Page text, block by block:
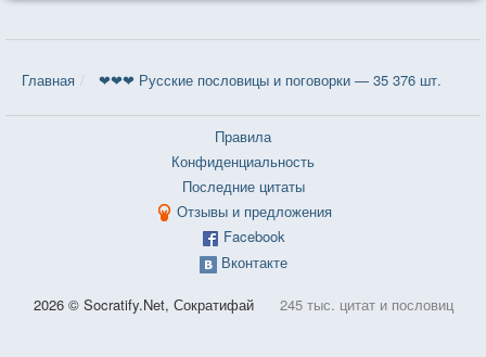
Главная ❤❤❤ Русские пословицы и поговорки — 35 376 шт.
Правила
Конфиденциальность
Последние цитаты
Отзывы и предложения
Facebook
Вконтакте
2026 © Socratify.Net, Сократифай 245 тыс. цитат и пословиц